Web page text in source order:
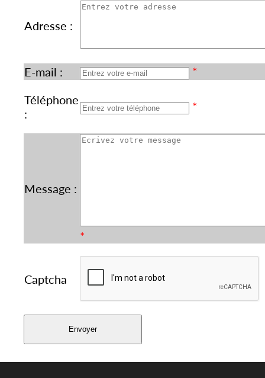
Adresse :
E-mail :
*
Téléphone
:
*
Message :
*
Captcha